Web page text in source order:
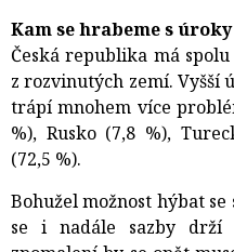
Kam se hrabeme s
Česká republika má
z rozvinutých zemí. Vyšší
trápí mnohem více
%), Rusko (7,8 %),
(72,5 %).
Bohužel možnost hýbat
se i nadále sazby